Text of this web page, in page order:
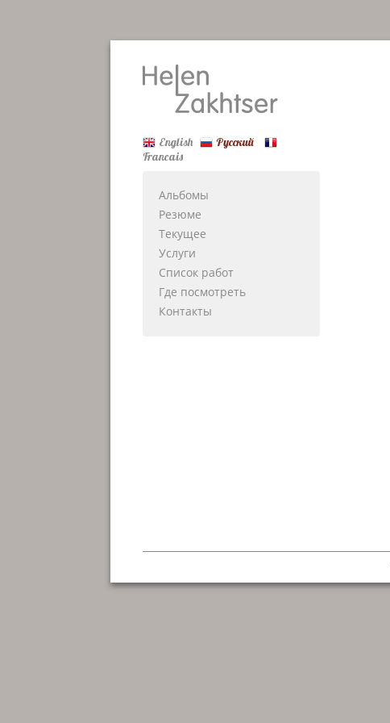
English
Русский
Francais
Альбомы
Резюме
Текущее
Услуги
Список работ
Где посмотреть
Контакты